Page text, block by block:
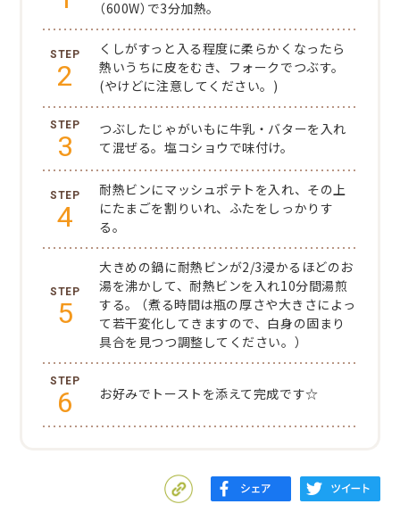
（600W）で3分加熱。
2
くしがすっと入る程度に柔らかくなったら
熱いうちに皮をむき、フォークでつぶす。
(やけどに注意してください。)
3
つぶしたじゃがいもに牛乳・バターを入れ
て混ぜる。塩コショウで味付け。
4
耐熱ビンにマッシュポテトを入れ、その上
にたまごを割りいれ、ふたをしっかりす
る。
5
大きめの鍋に耐熱ビンが2/3浸かるほどのお
湯を沸かして、耐熱ビンを入れ10分間湯煎
する。
（煮る時間は瓶の厚さや大きさによっ
て若干変化してきますので、白身の固まり
具合を見つつ調整してください。）
6 お好みでトーストを添えて完成です☆